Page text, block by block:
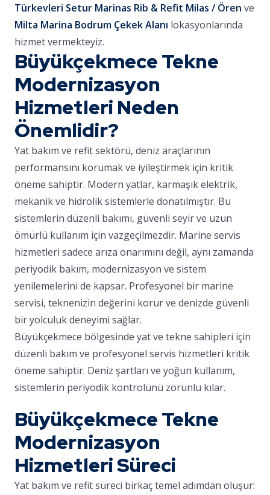
Türkevleri Setur Marinas Rib & Refit Milas / Ören ve
Milta Marina Bodrum Çekek Alanı lokasyonlarında
hizmet vermekteyiz.
Büyükçekmece Tekne
Modernizasyon
Hizmetleri Neden
Önemlidir?
Yat bakım ve refit sektörü, deniz araçlarının
performansını korumak ve iyileştirmek için kritik
öneme sahiptir. Modern yatlar, karmaşık elektrik,
mekanik ve hidrolik sistemlerle donatılmıştır. Bu
sistemlerin düzenli bakımı, güvenli seyir ve uzun
ömürlü kullanım için vazgeçilmezdir. Marine servis
hizmetleri sadece arıza onarımını değil, aynı zamanda
periyodik bakım, modernizasyon ve sistem
yenilemelerini de kapsar. Profesyonel bir marine
servisi, teknenizin değerini korur ve denizde güvenli
bir yolculuk deneyimi sağlar.
Büyükçekmece bölgesinde yat ve tekne sahipleri için
düzenli bakım ve profesyonel servis hizmetleri kritik
öneme sahiptir. Deniz şartları ve yoğun kullanım,
sistemlerin periyodik kontrolünü zorunlu kılar.
Büyükçekmece Tekne
Modernizasyon
Hizmetleri Süreci
Yat bakım ve refit süreci birkaç temel adımdan oluşur: